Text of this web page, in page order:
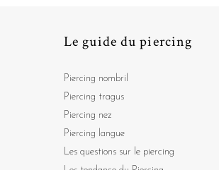
Le guide du piercing
Piercing nombril
Piercing tragus
Piercing nez
Piercing langue
Les questions sur le piercing